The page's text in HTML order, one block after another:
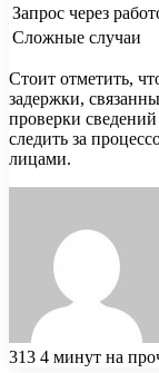
Запрос через
Сложные случаи
Стоит отметить,
задержки,
проверки
следить за
лицами.
313 4 минут на